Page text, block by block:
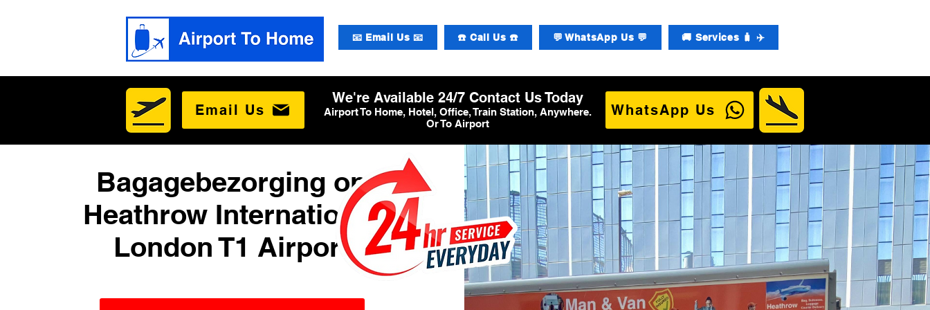
📧 Email Us 📧 ☎️ Call Us ☎️ 💬 WhatsApp Us 💬 🚚 Services 🧳 ✈️
Email Us
We're Available 24/7 Contact Us Today
Airport To Home, Hotel, Office, Train Station, Anywhere.
Or To Airport
WhatsApp Us
Bagagebezorging op
Heathrow International
London T1 Airport